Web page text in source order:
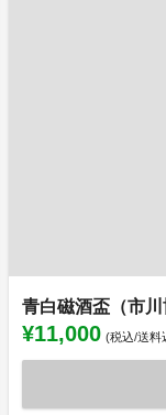
青白磁酒盃（市川
¥11,000 (税込/送料